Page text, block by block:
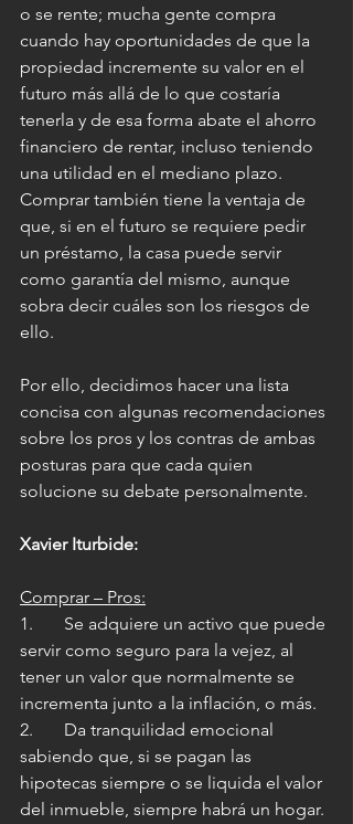
o se rente; mucha gente compra
cuando hay oportunidades de que la
propiedad incremente su valor en el
futuro más allá de lo que costaría
tenerla y de esa forma abate el ahorro
financiero de rentar, incluso teniendo
una utilidad en el mediano plazo.
Comprar también tiene la ventaja de
que, si en el futuro se requiere pedir
un préstamo, la casa puede servir
como garantía del mismo, aunque
sobra decir cuáles son los riesgos de
ello.
Por ello, decidimos hacer una lista
concisa con algunas recomendaciones
sobre los pros y los contras de ambas
posturas para que cada quien
solucione su debate personalmente.
Xavier Iturbide:
Comprar – Pros:
1.       Se adquiere un activo que puede
servir como seguro para la vejez, al
tener un valor que normalmente se
incrementa junto a la inflación, o más.
2.       Da tranquilidad emocional
sabiendo que, si se pagan las
hipotecas siempre o se liquida el valor
del inmueble, siempre habrá un hogar.